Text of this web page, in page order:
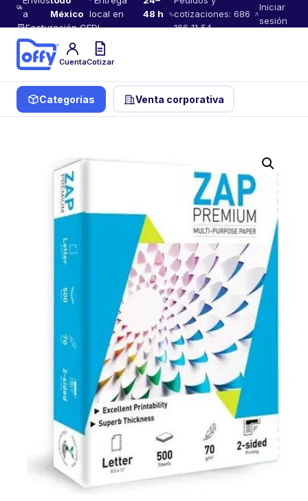
a
México local en
48 h
Facturación CFDI
cotizaciones: 686
166 11 54
Iniciar
sesión
CuentaCotizar
Categorías Venta corporativa